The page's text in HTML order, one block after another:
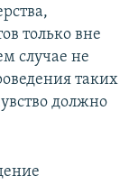
только вне
случае не
таких
должно